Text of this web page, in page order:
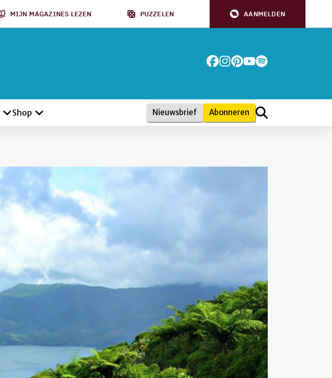
MIJN MAGAZINES LEZEN PUZZELEN AANMELDEN
Shop Nieuwsbrief Abonneren